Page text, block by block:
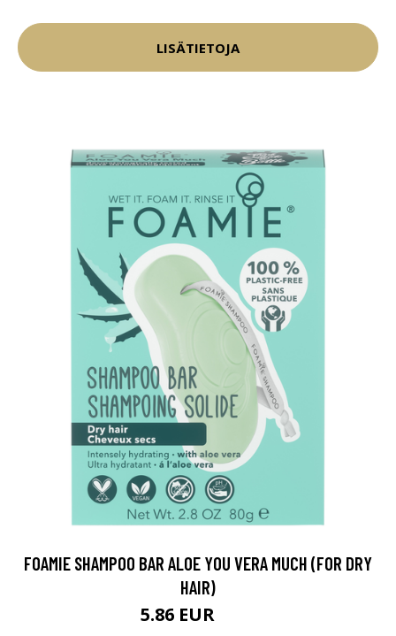
LISÄTIETOJA
FOAMIE SHAMPOO BAR ALOE YOU VERA MUCH (FOR DRY
HAIR)
5.86 EUR